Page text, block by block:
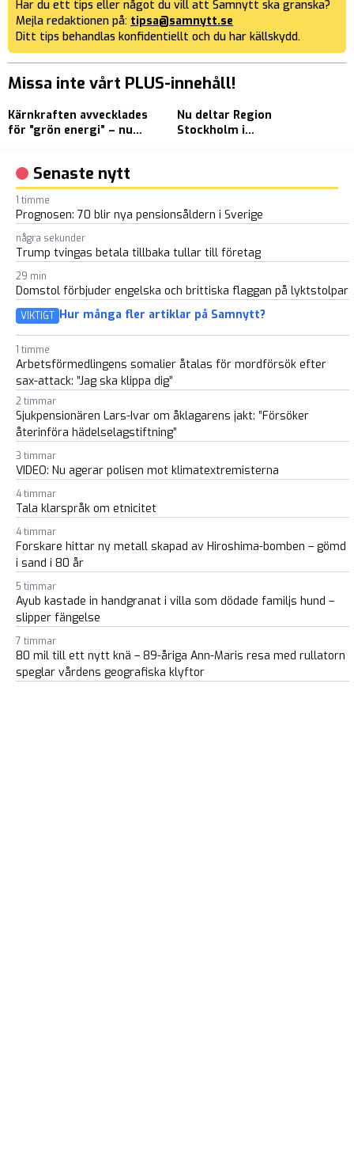
Har du ett tips eller något du vill att Samnytt ska granska?
Mejla redaktionen på: tipsa@samnytt.se
Ditt tips behandlas konfidentiellt och du har källskydd.
Missa inte vårt PLUS-innehåll!
Kärnkraften avvecklades
för ”grön energi” – nu
Nu deltar Region
Stockholm i
Senaste nytt
1 timme
Prognosen: 70 blir nya pensionsåldern i Sverige
några sekunder
Trump tvingas betala tillbaka tullar till företag
29 min
Domstol förbjuder engelska och brittiska flaggan på lyktstolpar
VIKTIGT Hur många fler artiklar på Samnytt?
1 timme
Arbetsförmedlingens somalier åtalas för mordförsök efter
sax-attack: ”Jag ska klippa dig”
2 timmar
Sjukpensionären Lars-Ivar om åklagarens jakt: ”Försöker
återinföra hädelselagstiftning”
3 timmar
VIDEO: Nu agerar polisen mot klimatextremisterna
4 timmar
Tala klarspråk om etnicitet
4 timmar
Forskare hittar ny metall skapad av Hiroshima-bomben – gömd
i sand i 80 år
5 timmar
Ayub kastade in handgranat i villa som dödade familjs hund –
slipper fängelse
7 timmar
80 mil till ett nytt knä – 89-åriga Ann-Maris resa med rullatorn
speglar vårdens geografiska klyftor